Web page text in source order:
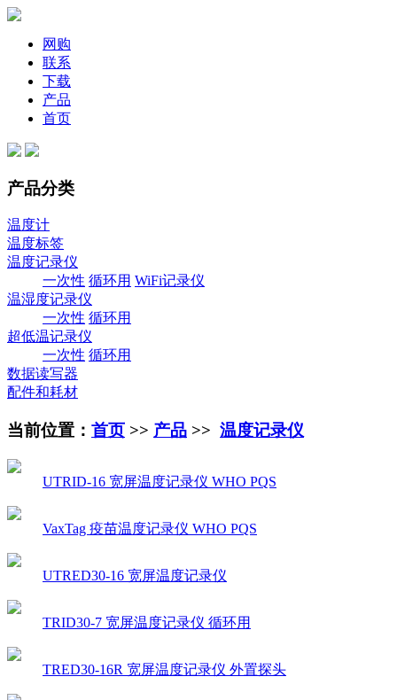
网购
联系
下载
产品
首页
产品分类
温度计
温度标签
温度记录仪
一次性 循环用 WiFi记录仪
温湿度记录仪
一次性 循环用
超低温记录仪
一次性 循环用
数据读写器
配件和耗材
当前位置： 首页 >> 产品 >> 温度记录仪
UTRID-16 宽屏温度记录仪 WHO PQS
VaxTag 疫苗温度记录仪 WHO PQS
UTRED30-16 宽屏温度记录仪
TRID30-7 宽屏温度记录仪 循环用
TRED30-16R 宽屏温度记录仪 外置探头